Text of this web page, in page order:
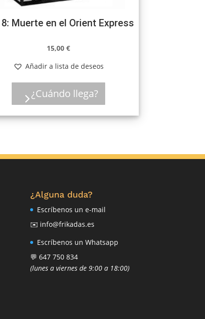
Muerte en el Orient Express
15,00 €
Añadir a lista de deseos
¿Cuándo llega?
¿Alguna duda?
Escríbenos un e-mail
✉️ info@frikadas.es
Escríbenos un Whatsapp
💬 647 750 834
(lunes a viernes de 9:00 a 18:00)